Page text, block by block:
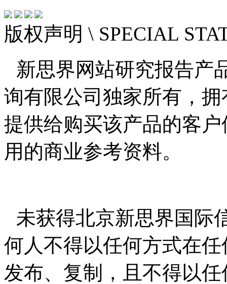
版权声明 \ SPECIAL
新思界网站研究报告产
询有限公司独家所有，
提供给购买该产品的客
用的商业参考资料。
未获得北京新思界国际
何人不得以任何方式在
发布、复制，且不得以